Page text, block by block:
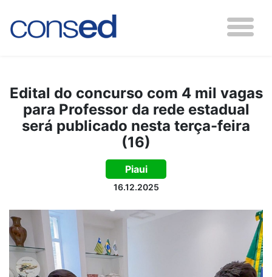
Edital do concurso com 4 mil vagas
para Professor da rede estadual
será publicado nesta terça-feira
(16)
Piaui
16.12.2025